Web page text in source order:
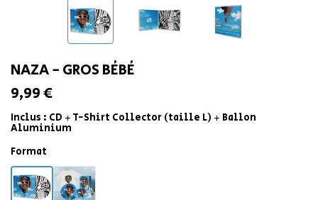
NAZA - GROS BÉBÉ
9,99 €
Inclus : CD + T-Shirt Collector (taille L) + Ballon
Aluminium
Format